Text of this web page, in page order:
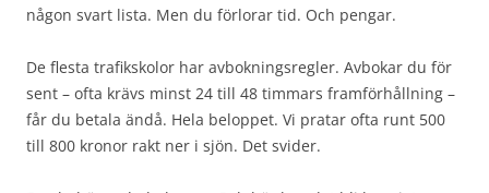
någon svart lista. Men du förlorar tid. Och pengar.
De flesta trafikskolor har avbokningsregler. Avbokar du för
sent – ofta krävs minst 24 till 48 timmars framförhållning –
får du betala ändå. Hela beloppet. Vi pratar ofta runt 500
till 800 kronor rakt ner i sjön. Det svider.